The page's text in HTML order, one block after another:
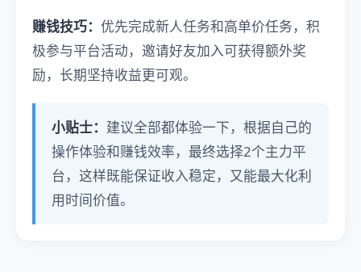
赚钱技巧： 优先完成新人任务和高单价任务，积
极参与平台活动，邀请好友加入可获得额外奖
励，长期坚持收益更可观。
小贴士： 建议全部都体验一下，根据自己的
操作体验和赚钱效率，最终选择2个主力平
台，这样既能保证收入稳定，又能最大化利
用时间价值。